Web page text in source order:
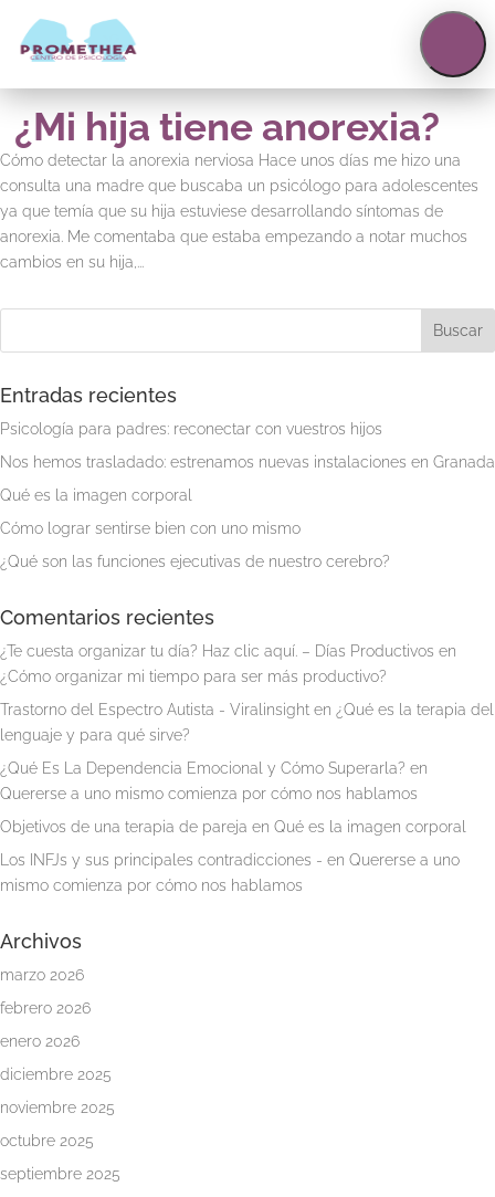
623158297 info@centropromethea.com
¿Mi hija tiene anorexia?
Cómo detectar la anorexia nerviosa Hace unos días me hizo una
consulta una madre que buscaba un psicólogo para adolescentes
ya que temía que su hija estuviese desarrollando síntomas de
anorexia. Me comentaba que estaba empezando a notar muchos
cambios en su hija,...
Entradas recientes
Psicología para padres: reconectar con vuestros hijos
Nos hemos trasladado: estrenamos nuevas instalaciones en Granada
Qué es la imagen corporal
Cómo lograr sentirse bien con uno mismo
¿Qué son las funciones ejecutivas de nuestro cerebro?
Comentarios recientes
¿Te cuesta organizar tu día? Haz clic aquí. – Días Productivos en
¿Cómo organizar mi tiempo para ser más productivo?
Trastorno del Espectro Autista - Viralinsight en ¿Qué es la terapia del
lenguaje y para qué sirve?
¿Qué Es La Dependencia Emocional y Cómo Superarla? en
Quererse a uno mismo comienza por cómo nos hablamos
Objetivos de una terapia de pareja en Qué es la imagen corporal
Los INFJs y sus principales contradicciones - en Quererse a uno
mismo comienza por cómo nos hablamos
Archivos
marzo 2026
febrero 2026
enero 2026
diciembre 2025
noviembre 2025
octubre 2025
septiembre 2025